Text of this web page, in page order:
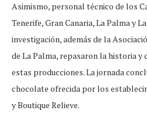
Asimismo, personal técnico de los
Tenerife, Gran Canaria, La Palma y
investigación, además de la
de La Palma, repasaron la historia y
estas producciones. La jornada
chocolate ofrecida por los
y Boutique Relieve.